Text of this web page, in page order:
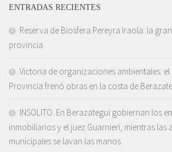
ENTRADAS RECIENTES
Reserva de Biosfera Pereyra Iraola: la
provincia
Victoria de organizaciones ambientales:
Provincia frenó obras en la costa de
INSOLITO. En Berazategui gobiernan los
inmobiliarios y el juez Guarnieri, mientras las
municipales se lavan las manos.